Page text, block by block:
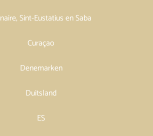
Sint-Eustatius en Saba
Curaçao
Denemarken
Duitsland
ES